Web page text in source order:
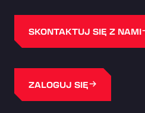
SKONTAKTUJ SIĘ Z NAMI
ZALOGUJ SIĘ